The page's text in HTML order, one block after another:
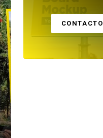
CONTACTO